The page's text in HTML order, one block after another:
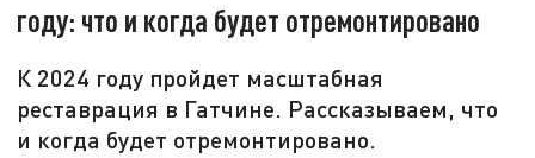
году: что и когда будет отремонтировано
К 2024 году пройдет масштабная
реставрация в Гатчине. Рассказываем, что
и когда будет отремонтировано.